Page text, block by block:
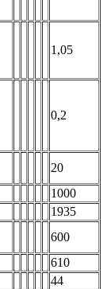
1,05
0,2
20
1000
1935
600
610
44